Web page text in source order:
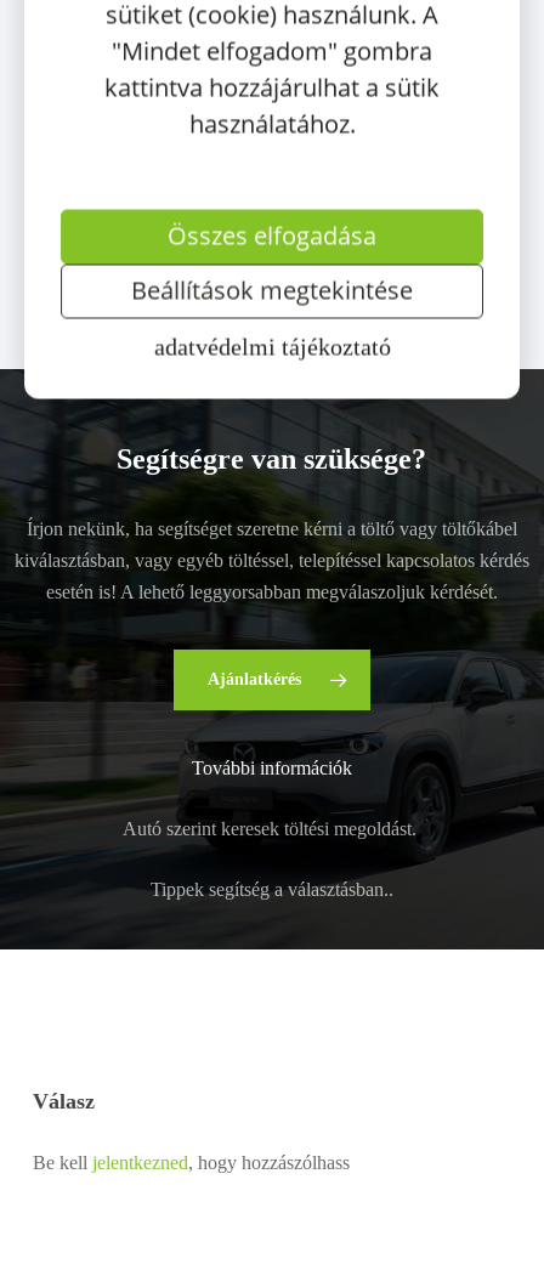
sütiket (cookie) használunk. A
"Mindet elfogadom" gombra
kattintva hozzájárulhat a sütik
használatához.
Összes elfogadása
Beállítások megtekintése
adatvédelmi tájékoztató
Type 2 –
Type 2,
4.5m , 22
kW, 3 fázis
Magasság 1432 mm
Használt Mini Cooper SE-t és számos használt elektromos
autót ezen alinkentalál, amennyiben új Mini Cooper SE-t
szeretne vásárolni aztitt teheti meg.
Segítségre van szüksége?
Írjon nekünk, ha segítséget szeretne kérni a töltő vagy töltőkábel
kiválasztásban, vagy egyéb töltéssel, telepítéssel kapcsolatos kérdés
esetén is! A lehető leggyorsabban megválaszoljuk kérdését.
Ajánlatkérés
További információk
Autó szerint keresek töltési megoldást.
Tippek segítség a választásban..
Válasz
Be kell jelentkezned, hogy hozzászólhass